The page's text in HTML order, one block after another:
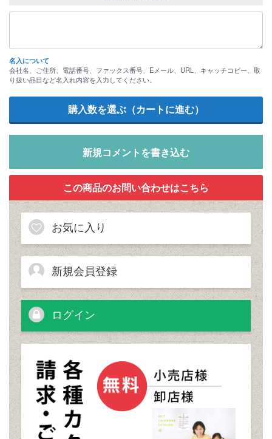
名入について
会社名、ご住所、電話番号、ファックス番号、Eメール、URL、キャッチコピー、取
り扱い品目など名入れ内容を入力してください。
新規コメントを書き込む
お気に入り
新規会員登録
ログイン